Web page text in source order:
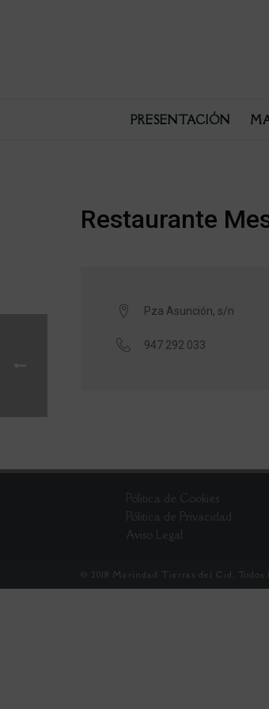
PRESENTACIÓN
Restaurante
Pza Asunción, s/n
947 292 033
Pólitica de Cookies
Pólitica de Privacidad
Aviso Legal
© 2018 Merindad Tierras del Cid. Todos